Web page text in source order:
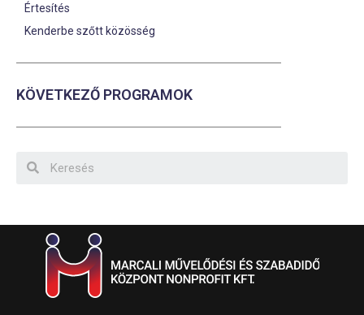
Értesítés
Kenderbe szőtt közösség
KÖVETKEZŐ PROGRAMOK